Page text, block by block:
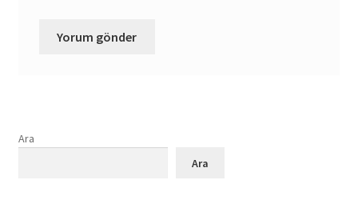
Ara
Ara